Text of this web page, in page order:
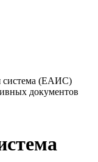
система (ЕАИС)
документов